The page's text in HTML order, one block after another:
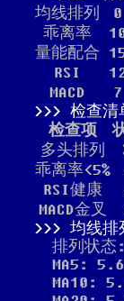
均线排列
0
乖离率
量能配合
RSI
MACD
7
检查清
检查项
多头排列
乖离率<5%
RSI健康
MACD金叉
均线排
排列状态
MA5:
MA10: